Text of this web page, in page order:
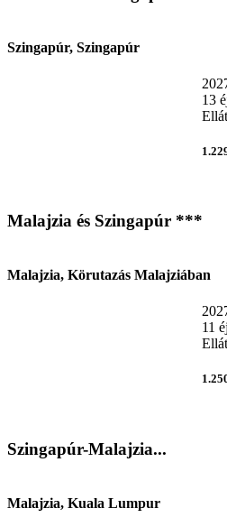
Szingapúr, Szingapúr
13
Malajzia és Szingapúr ***
Malajzia, Körutazás Malajziában
11
Szingapúr-Malajzia...
Malajzia, Kuala Lumpur